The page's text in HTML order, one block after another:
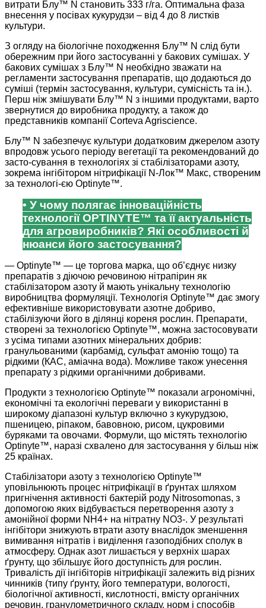
витрати Блу™ N становить 333 г/га. Оптимальна фаза
внесення у посівах кукурудзи – від 4 до 8 листків
культури.
З огляду на біологічне походження Блу™ N слід бути
обережним при його застосуванні у бакових сумішах. У
бакових сумішах з Блу™ N необхідно зважати на
регламенти застосування препаратів, що додаються до
суміші (термін застосування, культури, сумісність та ін.).
Перш ніж змішувати Блу™ N з іншими продуктами, варто
звернутися до виробника продукту, а також до
представників компанії Corteva Agriscience.
Блу™ N забезпечує культури додатковим джерелом азоту
впродовж усього періоду вегетації та рекомендований до
засто-сування в технологіях зі стабілізаторами азоту,
зокрема інгібітором нітрифікації N-Лок™ Макс, створеним
за технологі-єю Optinyte™.
• У чому полягає інноваційність
технології OPTINYTE™ та її актуальність
для агровиробників? Які особливості й
нюанси його застосування?
— Optinyte™ — це торгова марка, що об’єднує низку
препаратів з діючою речовиною нітрапірин як
стабілізатором азоту й мають унікальну технологію
виробництва формуляції. Технологія Optinyte™ дає змогу
ефективніше використовувати азотне добриво,
стабілізуючи його в ділянці кореня рослин. Препарати,
створені за ­технологією Optinyte™, можна застосовувати
з усіма типами азотних мінеральних добрив:
гранульованими (карбамід, сульфат амонію тощо) та
рідкими (КАС, аміачна вода). Можливе також унесення
препарату з рідкими органічними добривами.
Продукти з технологією Optinyte™ показали агрономічні,
економічні та екологічні переваги у використанні в
широкому діапазоні культур включно з кукурудзою,
пшеницею, ріпаком, бавовною, рисом, цукровими
буряками та овочами. Формули, що містять технологію
Optinyte™, наразі схвалено для застосування у більш ніж
25 країнах.
Стабілізатори азоту з технологією Optinyte™
уповільнюють процес нітрифікації в ґрунтах шляхом
пригнічення активності бактерій роду Nitrosomonаs, з
допомогою яких відбувається перетворення азоту з
амонійної форми NH4+ на нітратну NO3-. У результаті
інгібітори знижують втрати азоту внаслідок зменшення
вимивання нітратів і виділення газоподібних сполук в
атмосферу. Однак азот лишається у верхніх шарах
ґрунту, що збільшує його доступність для рослин.
Тривалість дії інгібіторів нітрифікації залежить від різних
чинників (типу ґрунту, його температури, вологості,
біологічної активності, кислотності, вмісту органічних
речовин, гранулометричного складу, норм і способів